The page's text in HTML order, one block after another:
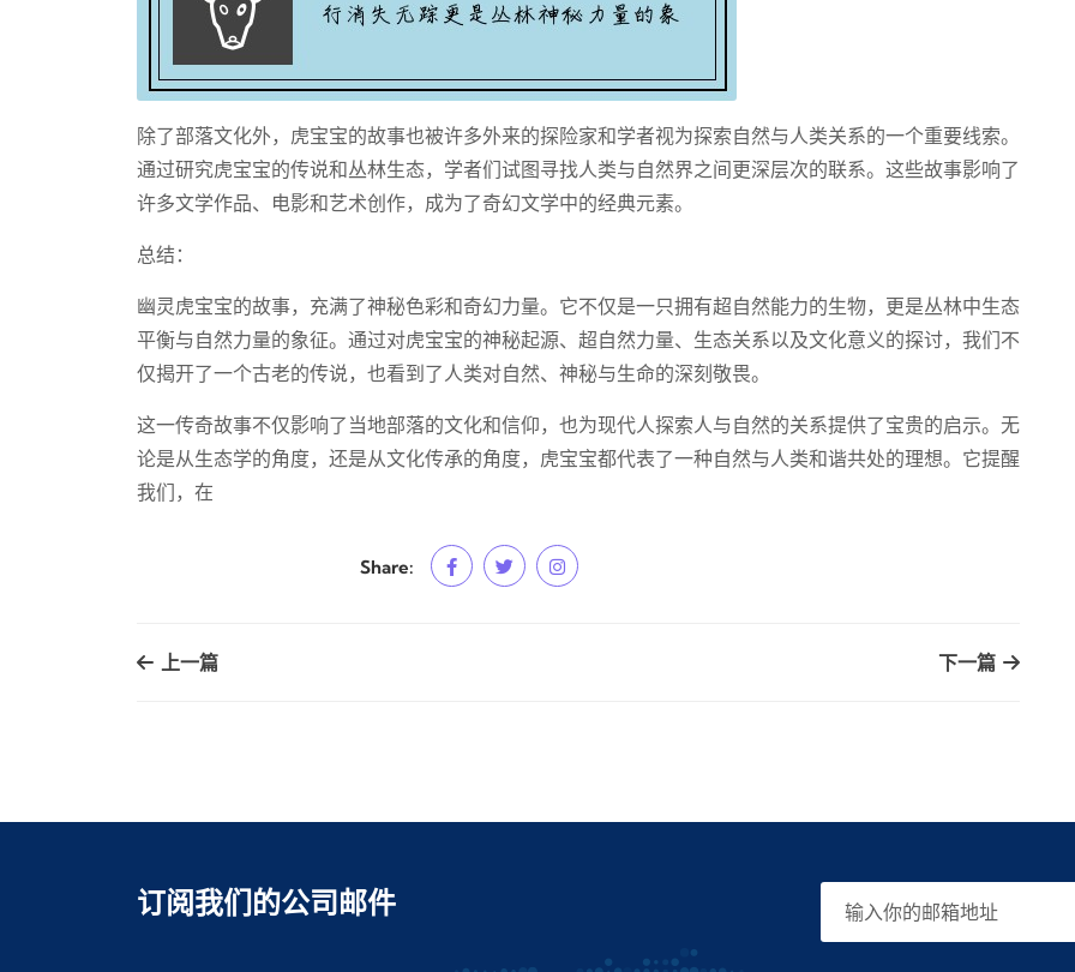
除了部落文化外，虎宝宝的故事也被许多外来的探险家和学者视为探索自然与人类关系的一个重要线索。
通过研究虎宝宝的传说和丛林生态，学者们试图寻找人类与自然界之间更深层次的联系。这些故事影响了
许多文学作品、电影和艺术创作，成为了奇幻文学中的经典元素。
总结：
幽灵虎宝宝的故事，充满了神秘色彩和奇幻力量。它不仅是一只拥有超自然能力的生物，更是丛林中生态
平衡与自然力量的象征。通过对虎宝宝的神秘起源、超自然力量、生态关系以及文化意义的探讨，我们不
仅揭开了一个古老的传说，也看到了人类对自然、神秘与生命的深刻敬畏。
这一传奇故事不仅影响了当地部落的文化和信仰，也为现代人探索人与自然的关系提供了宝贵的启示。无
论是从生态学的角度，还是从文化传承的角度，虎宝宝都代表了一种自然与人类和谐共处的理想。它提醒
我们，在
Share:
上一篇 下一篇
订阅我们的公司邮件